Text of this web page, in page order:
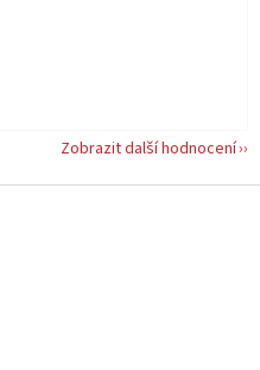
5 z 5 hvězdiček.
Zobrazit další hodnocení